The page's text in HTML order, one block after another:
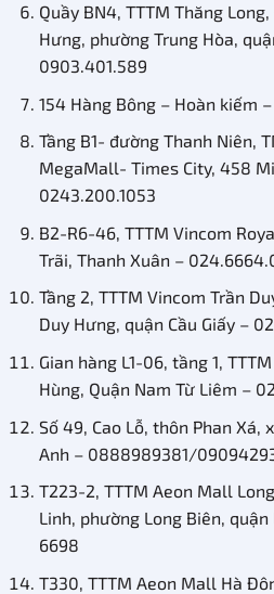
Quầy BN4, TTTM Thăng
Hưng, phường Trung Hòa,
0903.401.589
154 Hàng Bông – Hoàn kiếm
Tầng B1- đường Thanh Niên,
MegaMall- Times City, 458
0243.200.1053
B2-R6-46, TTTM Vincom
Trãi, Thanh Xuân –
Tầng 2, TTTM Vincom Trần
Duy Hưng, quận Cầu Giấy –
Gian hàng L1-06, tầng 1,
Hùng, Quận Nam Từ Liêm –
Số 49, Cao Lỗ, thôn Phan Xá,
Anh – 0888989381/
T223-2, TTTM Aeon Mall
Linh, phường Long Biên,
6698
T330, TTTM Aeon Mall Hà